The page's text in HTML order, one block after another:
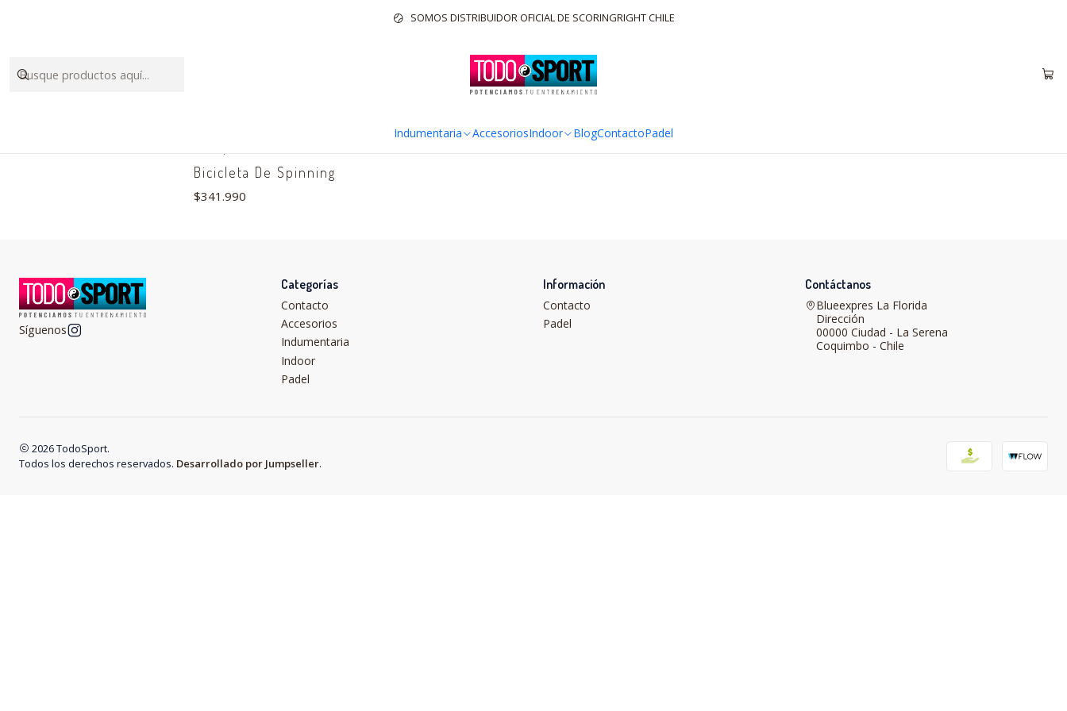
Indumentaria AccesoriosIndoor BlogContactoPadel
SOMOS DISTRIBUIDOR OFICIAL DE SCORINGRIGHT CHILE
Inicio Indoor Bicicleta Spinning
Bicicleta Spinning
Bicicleta De Spinning
$341.990
Síguenos
Categorías
Contacto
Accesorios
Indumentaria
Indoor
Padel
Información
Contacto
Padel
Contáctanos
Blueexpres La Florida
Dirección
00000 Ciudad - La Serena
Coquimbo - Chile
2026 TodoSport.
Todos los derechos reservados. Desarrollado por Jumpseller.